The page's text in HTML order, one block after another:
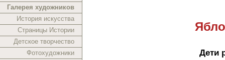
Галерея художников
История искусства
Страницы Истории
Детское творчество
Фотохудожники
Дети